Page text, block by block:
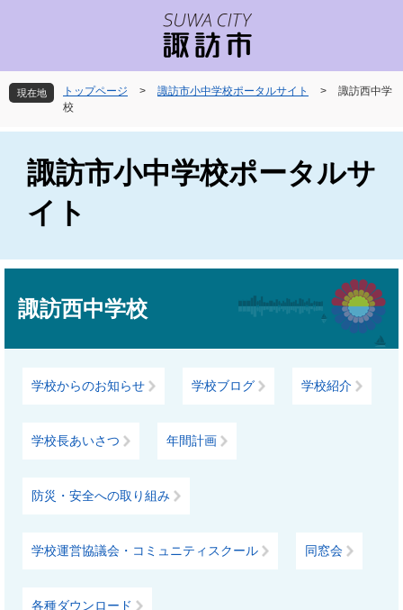
先
頭
を
飛
現在地 トップページ > 諏訪市小中学校ポータルサイト >
諏訪西中学
校
諏訪市小中学校ポータルサ
イト
諏訪西中学校
学校からのお知らせ 学校ブログ 学校紹介
学校長あいさつ 年間計画
防災・安全への取り組み
学校運営協議会・コミュニティスクール 同窓会
各種ダウンロード